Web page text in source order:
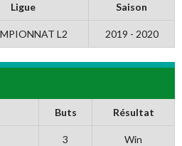
Ligue Saison
L2 2019 - 2020
Buts Résultat
3 Win